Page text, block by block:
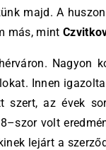
majd. A
más, mint
Nagyon
Innen
szert, az évek
volt
lejárt a